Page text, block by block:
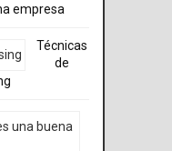
empresa
Técnicas
de